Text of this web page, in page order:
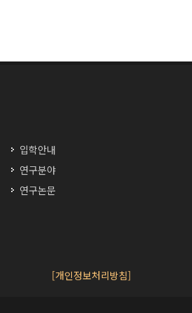
입학안내
연구분야
연구논문
[개인정보처리방침]